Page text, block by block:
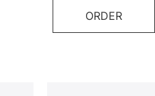
ORDER